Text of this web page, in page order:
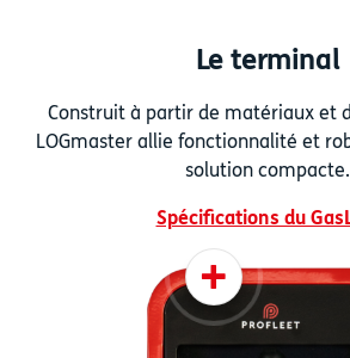
Le terminal
Construit à partir de matériaux et
LOGmaster allie fonctionnalité et
solution compacte.
Spécifications du
+